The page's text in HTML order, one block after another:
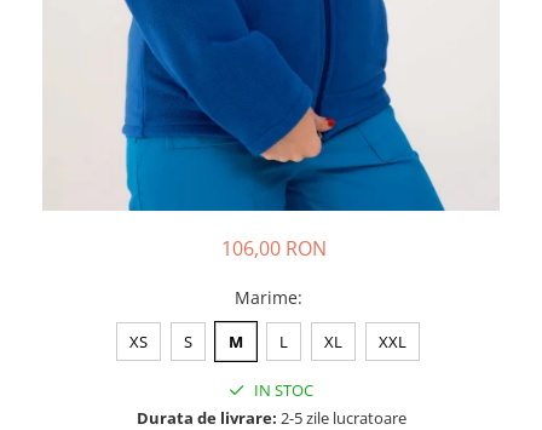
Sarafane Mira
Fuste medicale
Sarafane medicale
Veste, Jachete
Jachete de lucru
Halate medicale polar - unisex
Sorturi restaurante
106,00 RON
Marime:
XS S M L XL XXL
IN STOC
Durata de livrare: 2-5 zile lucratoare